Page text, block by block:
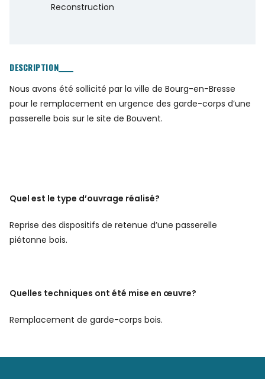
Reconstruction
DESCRIPTION
Nous avons été sollicité par la ville de Bourg-en-Bresse
pour le remplacement en urgence des garde-corps d’une
passerelle bois sur le site de Bouvent.
Quel est le type d’ouvrage réalisé?
Reprise des dispositifs de retenue d’une passerelle
piétonne bois.
Quelles techniques ont été mise en œuvre?
Remplacement de garde-corps bois.